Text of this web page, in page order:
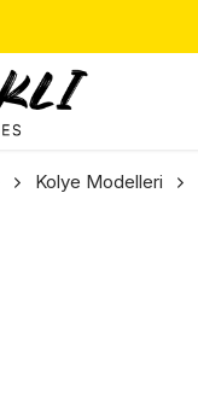
Kolye Modelleri